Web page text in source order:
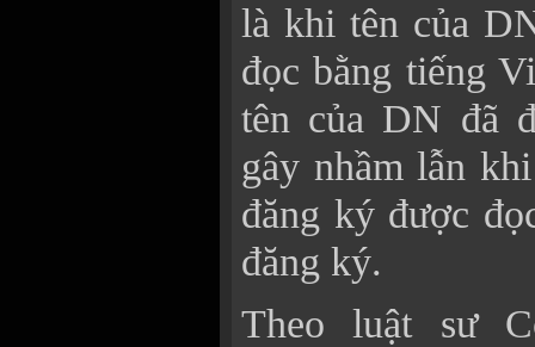
là khi tên của
đọc bằng tiếng
tên của DN đã
gây nhầm lẫn
đăng ký được
đăng ký.
Theo luật sư